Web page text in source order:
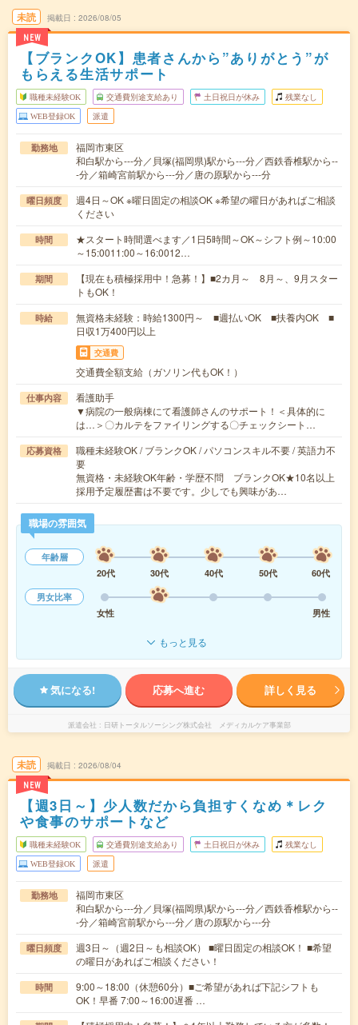
未読
NEW
掲載日 2026/08/05
【ブランクOK】患者さんから”ありがとう”が
もらえる生活サポート
職種未経験OK 交通費別途支給あり 土日祝日が休み 残業なし
WEB登録OK 派遣
勤務地
福岡市東区
和白駅から---分／貝塚(福岡県)駅から---分／西鉄香椎駅から--
-分／箱崎宮前駅から---分／唐の原駅から---分
曜日頻度
週4日～OK ※曜日固定の相談OK ※希望の曜日があればご相談
ください
時間
★スタート時間選べます／1日5時間～OK～シフト例～10:00
～15:0011:00～16:0012…
期間
【現在も積極採用中！急募！】■2カ月～ 8月～、9月スター
トもOK！
時給
無資格未経験：時給1300円～ ■週払いOK ■扶養内OK ■
日収1万400円以上
交通費
交通費全額支給（ガソリン代もOK！）
仕事内容
看護助手
▼病院の一般病棟にて看護師さんのサポート！＜具体的に
は…＞〇カルテをファイリングする〇チェックシート…
応募資格
職種未経験OK / ブランクOK / パソコンスキル不要 / 英語力不
要
無資格・未経験OK年齢・学歴不問 ブランクOK★10名以上
採用予定履歴書は不要です。少しでも興味があ…
職場の雰囲気
年齢層
20代
30代 40代 50代
60代
男女比率
女性
男性
もっと見る
気になる! 応募へ進む 詳しく見る
派遣会社 日研トータルソーシング株式会社 メディカルケア事業部
未読
NEW
掲載日 2026/08/04
【週3日～】少人数だから負担すくなめ＊レク
や食事のサポートなど
職種未経験OK 交通費別途支給あり 土日祝日が休み 残業なし
WEB登録OK 派遣
勤務地
福岡市東区
和白駅から---分／貝塚(福岡県)駅から---分／西鉄香椎駅から--
-分／箱崎宮前駅から---分／唐の原駅から---分
曜日頻度
週3日～（週2日～も相談OK） ■曜日固定の相談OK！ ■希望
の曜日があればご相談ください！
時間
9:00～18:00（休憩60分）■ご希望があれば下記シフトも
OK！早番 7:00～16:00遅番 …